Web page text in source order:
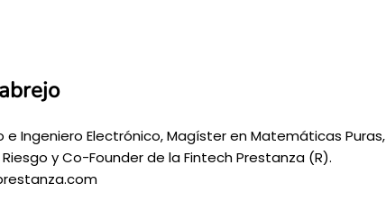
Ingeniero Electrónico, Magíster en Matemáticas Puras,
y Co-Founder de la Fintech Prestanza (R).